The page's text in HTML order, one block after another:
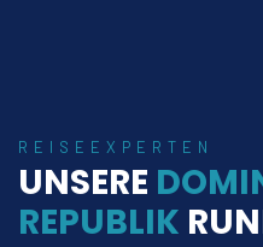
REISEEXPERTEN
UNSERE
REPUBLIK